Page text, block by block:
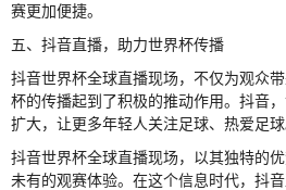
赛更加便捷。
五、抖音直播，助力世界杯传播
抖音世界杯全球直播现场，不仅为观众
杯的传播起到了积极的推动作用。抖音
扩大，让更多年轻人关注足球、热爱足球
抖音世界杯全球直播现场，以其独特的
未有的观赛体验。在这个信息时代，抖